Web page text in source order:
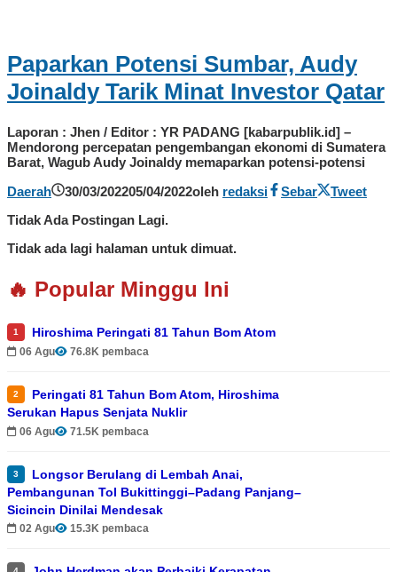
Paparkan Potensi Sumbar, Audy
Joinaldy Tarik Minat Investor Qatar
Laporan : Jhen / Editor : YR PADANG [kabarpublik.id] –
Mendorong percepatan pengembangan ekonomi di Sumatera
Barat, Wagub Audy Joinaldy memaparkan potensi-potensi
Daerah
30/03/202205/04/2022oleh redaksi Sebar
Tweet
Tidak Ada Postingan Lagi.
Tidak ada lagi halaman untuk dimuat.
🔥 Popular Minggu Ini
1 Hiroshima Peringati 81 Tahun Bom Atom
06 Agu 76.8K pembaca
2
Peringati 81 Tahun Bom Atom, Hiroshima
Serukan Hapus Senjata Nuklir
06 Agu 71.5K pembaca
3
Longsor Berulang di Lembah Anai,
Pembangunan Tol Bukittinggi–Padang Panjang–
Sicincin Dinilai Mendesak
02 Agu 15.3K pembaca